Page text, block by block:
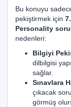
Bu konuyu
pekiştirmek için
Personality
nedenleri:
Bilgiyi
dilbilgisi
sağlar.
Sınavlara
çıkacak
görmüş